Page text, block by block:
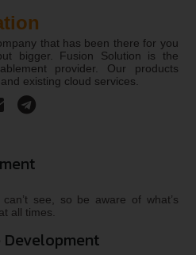
that has been there for you
bigger. Fusion Solution is the
provider. Our products
existing cloud services.
see, so be aware of what’s
all times.